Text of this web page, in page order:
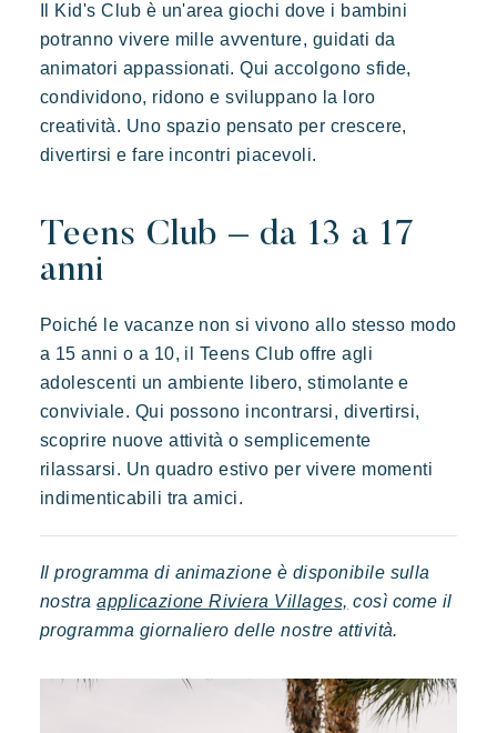
Kon Tiki
Festoso Paradiso tropicale Evasione
Le famose Tiki Huttes, un ambiente idilliaco e un servizio
Un paradiso selvaggio e colorato
Il Kid's Club è un'area giochi dove i bambini
potranno vivere mille avventure, guidati da
animatori appassionati. Qui accolgono sfide,
condividono, ridono e sviluppano la loro
creatività. Uno spazio pensato per crescere,
divertirsi e fare incontri piacevoli.
Teens Club – da 13 a 17
anni
Poiché le vacanze non si vivono allo stesso modo
a 15 anni o a 10, il Teens Club offre agli
adolescenti un ambiente libero, stimolante e
conviviale. Qui possono incontrarsi, divertirsi,
scoprire nuove attività o semplicemente
rilassarsi. Un quadro estivo per vivere momenti
indimenticabili tra amici.
Il programma di animazione è disponibile sulla
nostraapplicazione Riviera Villages, così come il
programma giornaliero delle nostre attività.